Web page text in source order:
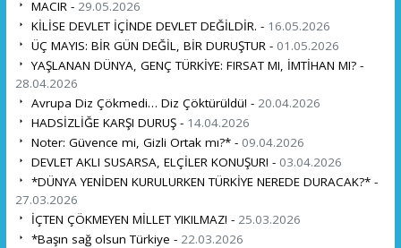
MACIR - 29.05.2026
KİLİSE DEVLET İÇİNDE DEVLET DEĞİLDİR. - 16.05.2026
ÜÇ MAYIS: BİR GÜN DEĞİL, BİR DURUŞTUR - 01.05.2026
YAŞLANAN DÜNYA, GENÇ TÜRKİYE: FIRSAT MI, İMTİHAN MI? -
28.04.2026
Avrupa Diz Çökmedi… Diz Çöktürüldü! - 20.04.2026
HADSİZLİĞE KARŞI DURUŞ - 14.04.2026
Noter: Güvence mi, Gizli Ortak mı?* - 09.04.2026
DEVLET AKLI SUSARSA, ELÇİLER KONUŞUR! - 03.04.2026
*DÜNYA YENİDEN KURULURKEN TÜRKİYE NEREDE DURACAK?* -
27.03.2026
İÇTEN ÇÖKMEYEN MİLLET YIKILMAZ! - 25.03.2026
*Başın sağ olsun Türkiye - 22.03.2026